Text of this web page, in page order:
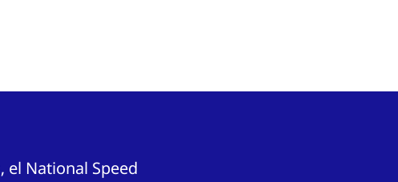
el National Speed